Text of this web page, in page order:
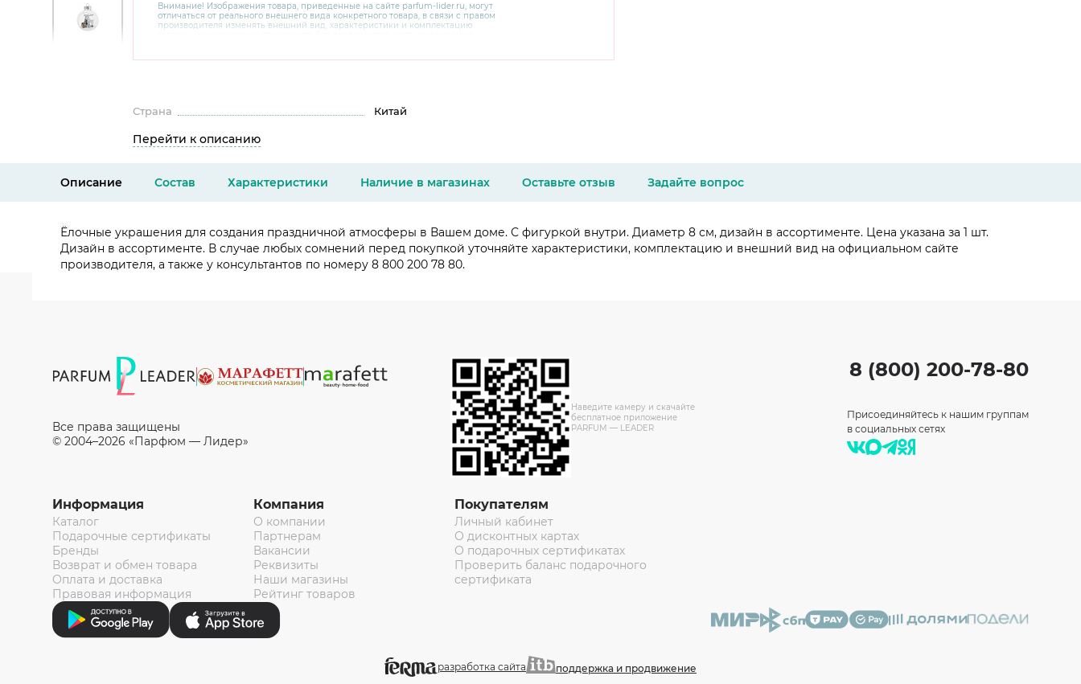
Внимание! Изображения товара, приведенные на сайте parfum-lider.ru, могут
отличаться от реального внешнего вида конкретного товара, в связи с правом
производителя изменять внешний вид, характеристики и комплектацию
консультантов по номеру 8 800 200 78 80.
Страна Китай
Перейти к описанию
Описание Состав Характеристики Наличие в магазинах Оставьте отзыв Задайте вопрос
Ёлочные украшения для создания праздничной атмосферы в Вашем доме. С фигуркой внутри. Диаметр 8 см, дизайн в ассортименте. Цена указана за 1 шт.
Дизайн в ассортименте. В случае любых сомнений перед покупкой уточняйте характеристики, комплектацию и внешний вид на официальном сайте
производителя, а также у консультантов по номеру 8 800 200 78 80.
Все права защищены
© 2004–2026 «Парфюм — Лидер»
Наведите камеру и скачайте
бесплатное приложение
PARFUM — LEADER
Информация
Каталог
Подарочные сертификаты
Бренды
Возврат и обмен товара
Оплата и доставка
Правовая информация
Компания
О компании
Партнерам
Вакансии
Реквизиты
Наши магазины
Рейтинг товаров
Покупателям
Личный кабинет
О дисконтных картах
О подарочных сертификатах
Проверить баланс подарочного
сертификата
8 (800) 200-78-80
Присоединяйтесь к нашим группам
в социальных сетях
разработка сайта поддержка и продвижение